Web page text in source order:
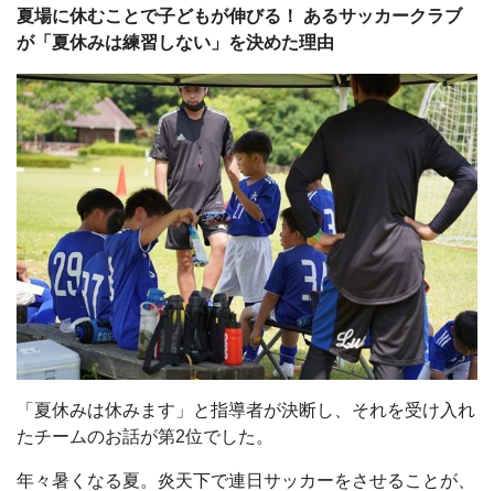
夏場に休むことで子どもが伸びる！ あるサッカークラブ
が「夏休みは練習しない」を決めた理由
「夏休みは休みます」と指導者が決断し、それを受け入れ
たチームのお話が第2位でした。
年々暑くなる夏。炎天下で連日サッカーをさせることが、